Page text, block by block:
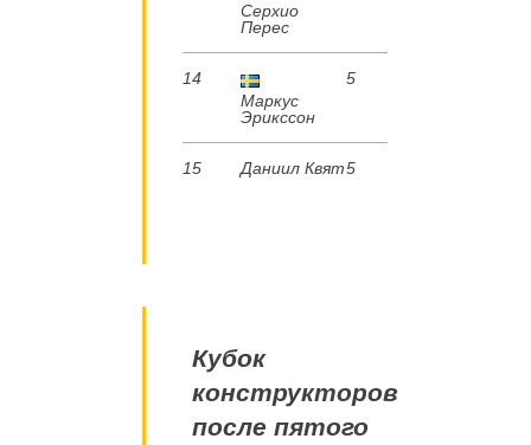
Серхио
Перес
14
Маркус
Эрикссон
5
15 Даниил Квят5
Кубок
конструкторов
после пятого